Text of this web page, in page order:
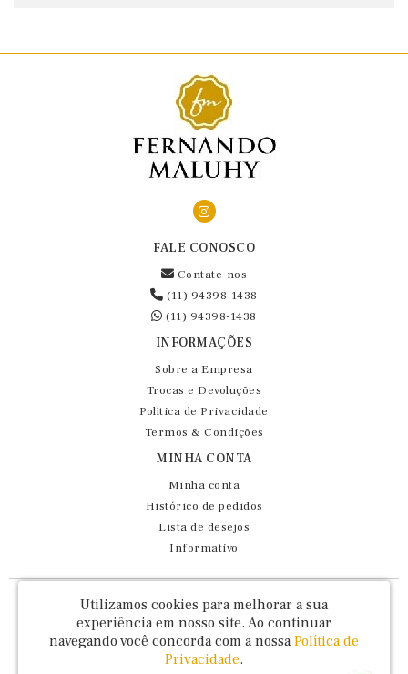
FALE CONOSCO
Contate-nos
(11) 94398-1438
(11) 94398-1438
INFORMAÇÕES
Sobre a Empresa
Trocas e Devoluções
Política de Privacidade
Termos & Condições
MINHA CONTA
Minha conta
Histórico de pedidos
Lista de desejos
Informativo
Fernando Maluhy Cia Ltda - CNPJ: 60.458.825/0001-86
Rua Dr Euclydes da Cunha, 47 - Brás - São Paulo / SP - CEP 03016-030
Utilizamos cookies para melhorar a sua
experiência em nosso site. Ao continuar
navegando você concorda com a nossa Política de
Privacidade.